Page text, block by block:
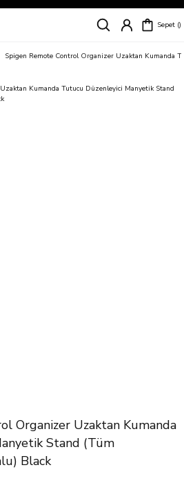
Siparişleriniz
İndirimli Fiyatlar
Sepet
Spigen Remote Control Organizer Uzaktan Kumanda
Organizer Uzaktan Kumanda
Stand (Tüm
Black